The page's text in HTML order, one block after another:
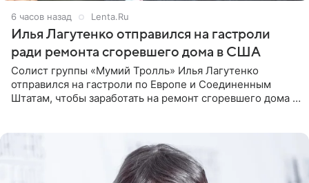
6 часов назад Lenta.Ru
Илья Лагутенко отправился на гастроли
ради ремонта сгоревшего дома в США
Солист группы «Мумий Тролль» Илья Лагутенко
отправился на гастроли по Европе и Соединенным
Штатам, чтобы заработать на ремонт сгоревшего дома в